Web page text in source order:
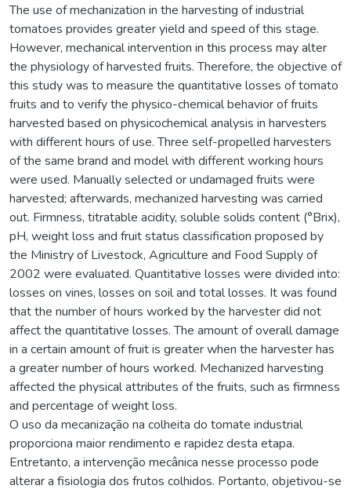
The use of mechanization in the harvesting of industrial
tomatoes provides greater yield and speed of this stage.
However, mechanical intervention in this process may alter
the physiology of harvested fruits. Therefore, the objective of
this study was to measure the quantitative losses of tomato
fruits and to verify the physico-chemical behavior of fruits
harvested based on physicochemical analysis in harvesters
with different hours of use. Three self-propelled harvesters
of the same brand and model with different working hours
were used. Manually selected or undamaged fruits were
harvested; afterwards, mechanized harvesting was carried
out. Firmness, titratable acidity, soluble solids content (°Brix),
pH, weight loss and fruit status classification proposed by
the Ministry of Livestock, Agriculture and Food Supply of
2002 were evaluated. Quantitative losses were divided into:
losses on vines, losses on soil and total losses. It was found
that the number of hours worked by the harvester did not
affect the quantitative losses. The amount of overall damage
in a certain amount of fruit is greater when the harvester has
a greater number of hours worked. Mechanized harvesting
affected the physical attributes of the fruits, such as firmness
and percentage of weight loss.
O uso da mecanização na colheita do tomate industrial
proporciona maior rendimento e rapidez desta etapa.
Entretanto, a intervenção mecânica nesse processo pode
alterar a fisiologia dos frutos colhidos. Portanto, objetivou-se